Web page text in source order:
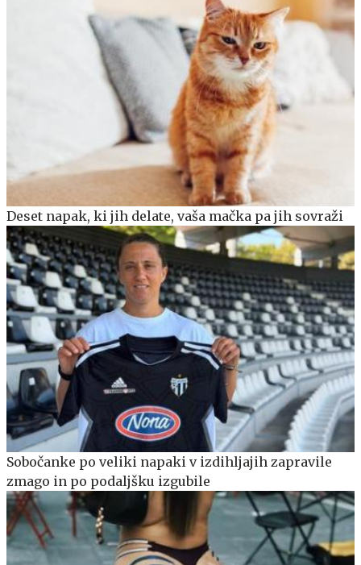
Deset napak, ki jih delate, vaša mačka pa jih sovraži
Sobočanke po veliki napaki v izdihljajih zapravile
zmago in po podaljšku izgubile